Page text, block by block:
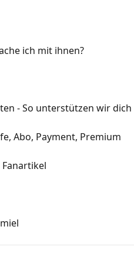
ich mit ihnen?
- So unterstützen wir dich
Abo, Payment, Premium